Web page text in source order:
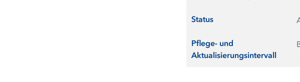
Status
Pflege- und
Aktualisierungsintervall